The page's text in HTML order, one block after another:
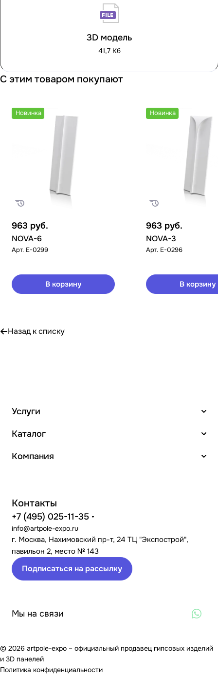
3D модель
41,7 Кб
С этим товаром покупают
Новинка
963 руб.
NOVA-6
Арт. E-0299
В корзину
Новинка
963 руб.
NOVA-3
Арт. E-0296
В корзину
Назад к списку
Услуги
Каталог
Компания
Контакты
+7 (495) 025-11-35
info@artpole-expo.ru
г. Москва, Нахимовский пр-т, 24 ТЦ "Экспострой",
павильон 2, место № 143
Подписаться на рассылку
Мы на связи
© 2026 artpole-expo – официальный продавец гипсовых изделий
и 3D панелей
Политика конфиденциальности